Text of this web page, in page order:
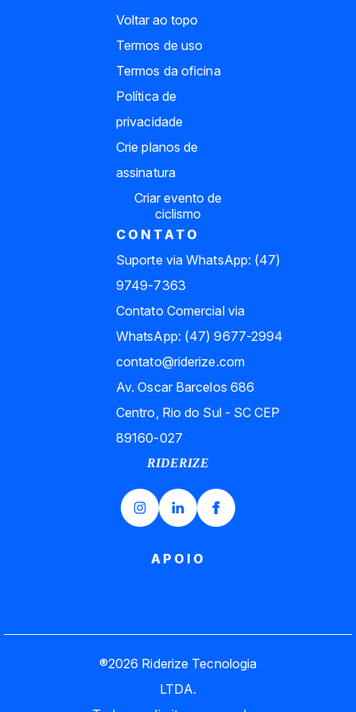
Voltar ao topo
Termos de uso
Termos da oficina
Política de
privacidade
Crie planos de
assinatura
Criar evento de
ciclismo
CONTATO
Suporte via WhatsApp: (47)
9749-7363
Contato Comercial via
WhatsApp: (47) 9677-2994
contato@riderize.com
Av. Oscar Barcelos 686
Centro, Rio do Sul - SC CEP
89160-027
RIDERIZE
APOIO
®2026 Riderize Tecnologia
LTDA.